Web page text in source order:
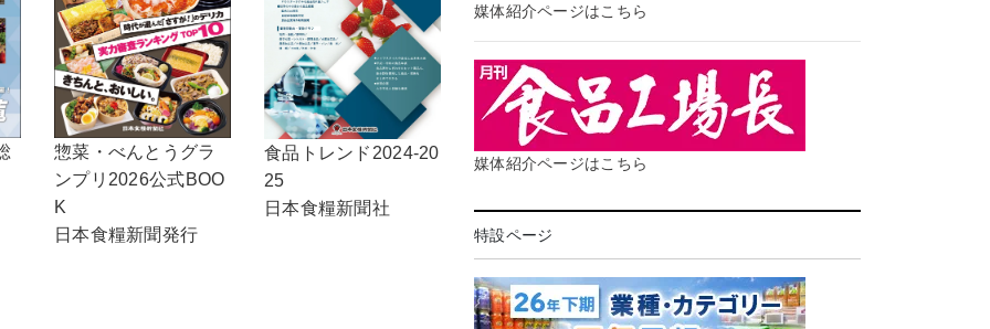
惣菜・べんとうグラ
ンプリ2026公式BOO
K
日本食糧新聞発行
食品トレンド2024-20
25
日本食糧新聞社
媒体紹介ページはこちら
媒体紹介ページはこちら
特設ページ